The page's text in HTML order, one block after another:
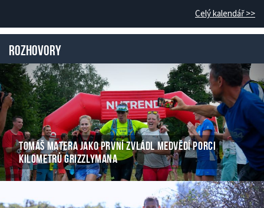
Celý kalendář >>
Rozhovory
TOMÁŠ MATERA JAKO PRVNÍ ZVLÁDL MEDVĚDÍ PORCI
KILOMETRŮ GRIZZLYMANA